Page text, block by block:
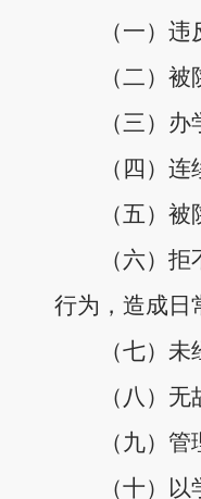
（一）
（二）
（三）
（四）
（五）被
（六）
行为，造成日
（七）
（八）
（九）
（十）